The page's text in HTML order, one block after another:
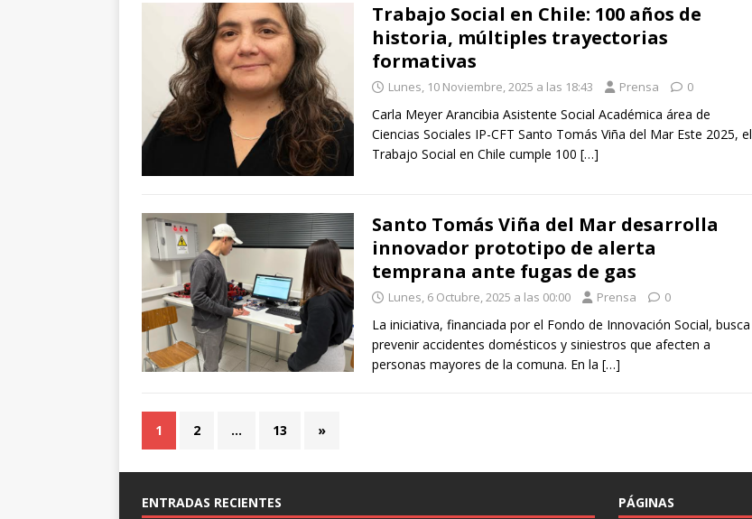
Trabajo Social en Chile: 100 años de
historia, múltiples trayectorias
formativas
Lunes, 10 Noviembre, 2025 a las 18:43 Prensa 0
Carla Meyer Arancibia Asistente Social Académica área de
Ciencias Sociales IP-CFT Santo Tomás Viña del Mar Este 2025, el
Trabajo Social en Chile cumple 100 […]
Santo Tomás Viña del Mar desarrolla
innovador prototipo de alerta
temprana ante fugas de gas
Lunes, 6 Octubre, 2025 a las 00:00 Prensa 0
La iniciativa, financiada por el Fondo de Innovación Social, busca
prevenir accidentes domésticos y siniestros que afecten a
personas mayores de la comuna. En la […]
1 2 … 13 »
ENTRADAS RECIENTES PÁGINAS